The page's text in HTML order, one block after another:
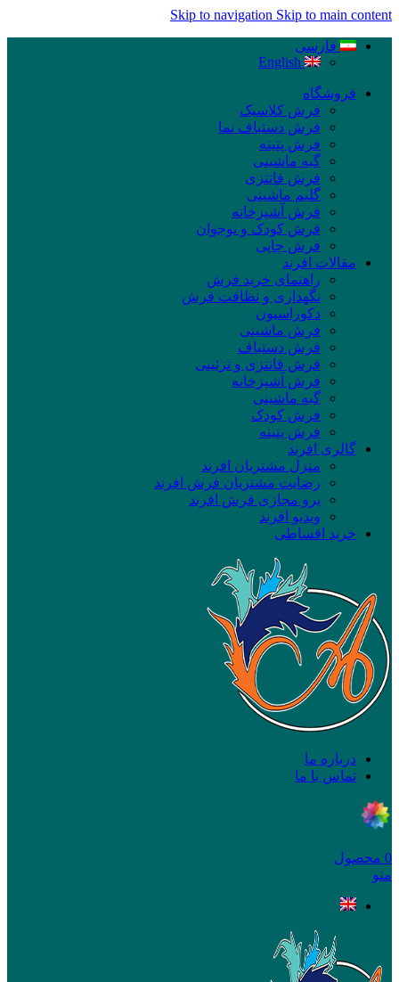
Skip to navigation Skip to main content
فارسی
English
فروشگاه
فرش کلاسیک
فرش دستباف نما
فرش پتینه
گبه ماشینی
فرش فانتزی
گلیم ماشینی
فرش آشپزخانه
فرش کودک و نوجوان
فرش چاپی
مقالات افرند
راهنمای خرید فرش
نگهداری و نظافت فرش
دکوراسیون
فرش ماشینی
فرش دستباف
فرش فانتزی و تزئینی
فرش آشپزخانه
گبه ماشینی
فرش کودک
فرش پتینه
گالری افرند
منزل مشتریان افرند
رضایت مشتریان فرش افرند
پرو مجازی فرش افرند
ویدیو افرند
خرید اقساطی
درباره ما
تماس با ما
0 محصول
منو